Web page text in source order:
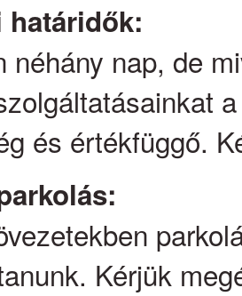
határidők:
néhány nap, de
és értékfüggő.
Kérjük